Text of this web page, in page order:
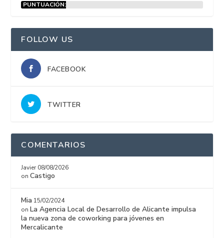
PUNTUACIÓN:
FOLLOW US
FACEBOOK
TWITTER
COMENTARIOS
Javier 08/08/2026
onCastigo
Mia 15/02/2024
onLa Agencia Local de Desarrollo de Alicante impulsa
la nueva zona de coworking para jóvenes en
Mercalicante